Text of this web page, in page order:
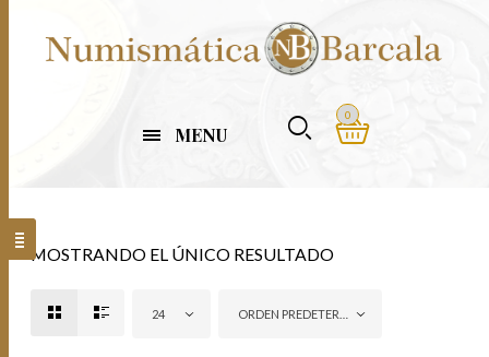
MENU
0
MOSTRANDO EL ÚNICO RESULTADO
24